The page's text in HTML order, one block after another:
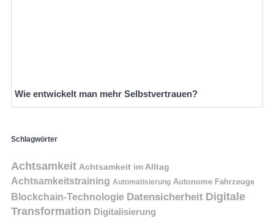
Wie entwickelt man mehr Selbstvertrauen?
Schlagwörter
Achtsamkeit Achtsamkeit im Alltag
Achtsamkeitstraining Automatisierung Autonome Fahrzeuge
Blockchain-Technologie Datensicherheit Digitale
Transformation Digitalisierung